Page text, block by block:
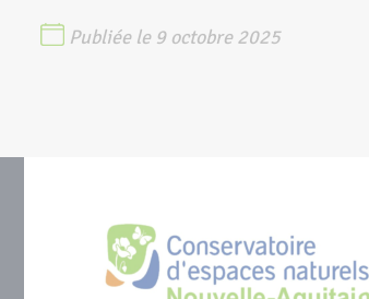
Publiée le 9 octobre 2025